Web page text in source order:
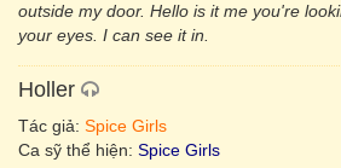
outside my door. Hello is it me you're
your eyes. I can see it in.
Holler
Tác giả: Spice Girls
Ca sỹ thể hiện: Spice Girls